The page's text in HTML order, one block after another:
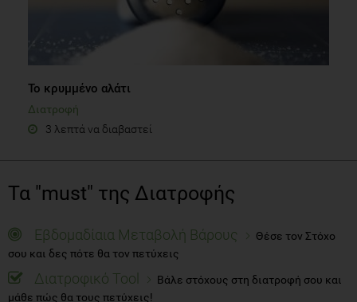
Το κρυμμένο αλάτι
Διατροφή
3 λεπτά να διαβαστεί
Τα "must" της Διατροφής
Εβδομαδίαια Μεταβολή Βάρους
Θέσε τον Στόχο
σου και δες πότε θα τον πετύχεις
Διατροφικό Tool
Βάλε στόχους στη διατροφή σου και
μάθε πώς θα τους πετύχεις!